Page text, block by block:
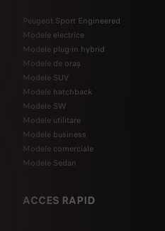
Peugeot Sport Engineered
Modele electrice
Modele plug-in hybrid
Modele de oraș
Modele SUV
Modele hatchback
Modele SW
Modele utilitare
Modele business
Modele comerciale
Modele Sedan
ACCES RAPID